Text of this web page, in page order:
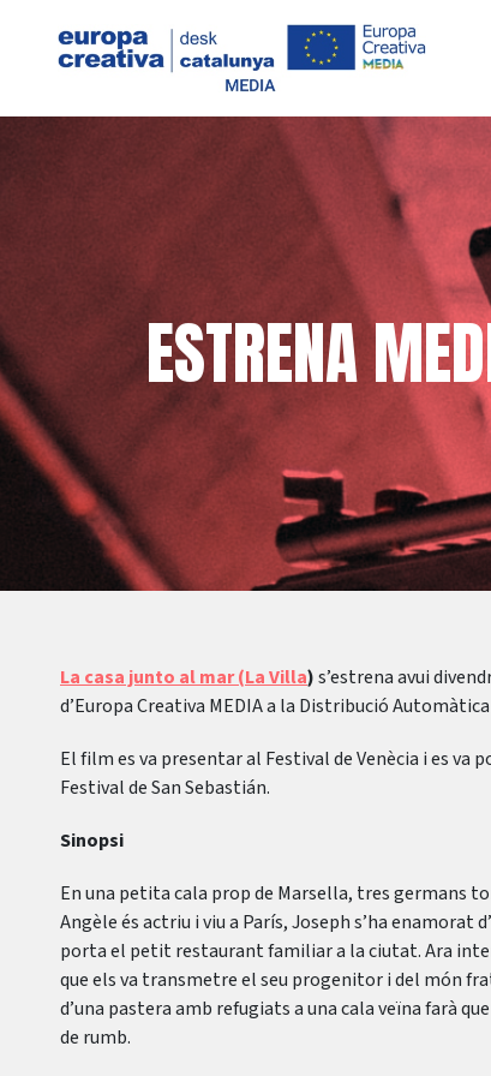
ESTRENA
La casa junto al mar (La Villa)s’estrena avui
d’Europa Creativa MEDIA a la Distribució
El film es va presentar al Festival de Venècia i es va
Festival de San Sebastián.
Sinopsi
En una petita cala prop de Marsella, tres germans
Angèle és actriu i viu a París, Joseph s’ha enamorat
porta el petit restaurant familiar a la ciutat. Ara
que els va transmetre el seu progenitor i del món
d’una pastera amb refugiats a una cala veïna farà
de rumb.